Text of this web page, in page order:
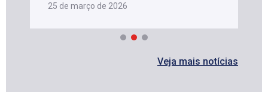
25 de março de 2026
Veja mais notícias